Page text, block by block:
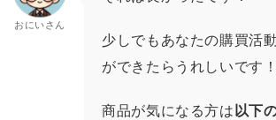
おにいさん
少しでもあなたの購買活
ができたらうれしいです！
商品が気になる方は以下